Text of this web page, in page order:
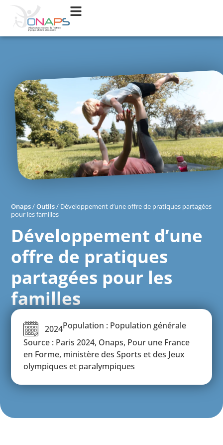
Onaps/Outils/ Développement d’une offre de pratiques partagées
pour les familles
Développement d’une
offre de pratiques
partagées pour les
familles
2024Population : Population générale
Source : Paris 2024, Onaps, Pour une France
en Forme, ministère des Sports et des Jeux
olympiques et paralympiques